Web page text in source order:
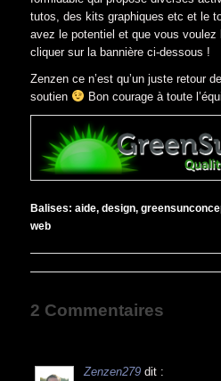
tutos, des kits graphiques etc et le
avez le potentiel et que vous
cliquer sur la bannière ci-dessous !
Zenzen ce n’est qu’un juste retour
soutien
Bon courage à toute
Balises: aide, design,
web
2 Commentaires
Zenzen279 dit :